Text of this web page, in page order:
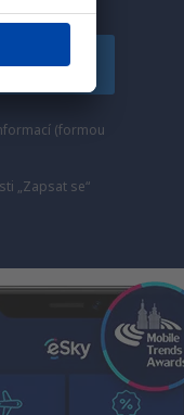
se
(formou
„Zapsat se“